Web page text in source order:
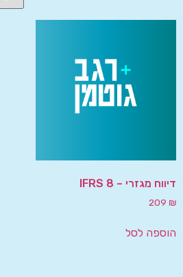
דיווח מגזרי – IFRS 8
209 ₪
הוספה לסל